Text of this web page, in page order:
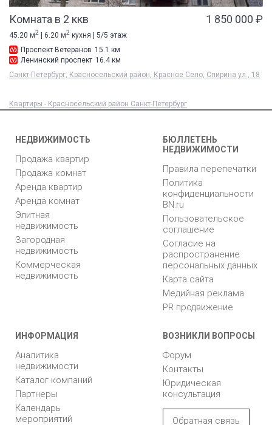
Комната в 2 ккв 1 850 000 ₽
45.20 м2 | 6.20 м2 кухня | 5/5 этаж
Проспект Ветеранов 15.1 км
Ленинский проспект 16.4 км
Санкт-Петербург, Красносельский район, Красное Село, Спирина ул., 18
Квартиры - Красносельский район Санкт-Петербург
НЕДВИЖИМОСТЬ
Продажа квартир
Продажа комнат
Аренда квартир
Аренда комнат
Элитная
недвижимость
Загородная
недвижимость
Коммерческая
недвижимость
БЮЛЛЕТЕНЬ
НЕДВИЖИМОСТИ
Правила перепечатки
Политика
конфиденциальности
BN.ru
Пользовательское
соглашение
Согласие на
распространение
персональных данных
Карта сайта
Медийная реклама
PR продвижение
ИНФОРМАЦИЯ
Аналитика
недвижимости
Каталог компаний
Партнеры
Календарь
мероприятий
ВОЗНИКЛИ ВОПРОСЫ
Форум
Контакты
Юридическая
консультация
Обратная связь